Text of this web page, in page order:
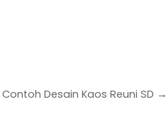
Contoh Desain Kaos Reuni SD →